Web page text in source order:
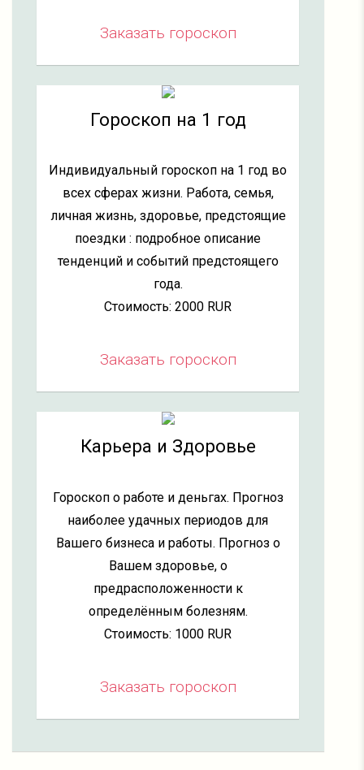
Заказать гороскоп
Гороскоп на 1 год
Индивидуальный гороскоп на 1 год во
всех сферах жизни. Работа, семья,
личная жизнь, здоровье, предстоящие
поездки : подробное описание
тенденций и событий предстоящего
года.
Стоимость: 2000 RUR
Заказать гороскоп
Карьера и Здоровье
Гороскоп о работе и деньгах. Прогноз
наиболее удачных периодов для
Вашего бизнеса и работы. Прогноз о
Вашем здоровье, о
предрасположенности к
определённым болезням.
Стоимость: 1000 RUR
Заказать гороскоп